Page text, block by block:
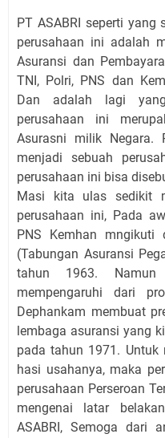
PT ASABRI seperti
perusahaan ini adalah
Asuransi dan
TNI, Polri, PNS dan
Dan adalah lagi
perusahaan ini
Asurasni milik Negara.
menjadi sebuah
perusahaan ini bisa
Masi kita ulas sedikit
perusahaan ini, Pada
PNS Kemhan mngikuti
(Tabungan Asuransi
tahun 1963. Namun
mempengaruhi dari
Dephankam membuat
lembaga asuransi yang
pada tahun 1971. Untuk
hasi usahanya, maka
perusahaan Perseroan
mengenai latar
ASABRI, Semoga dari